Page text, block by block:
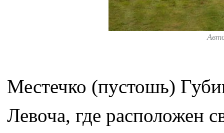
Местечко (пустошь)
Левоча, где расположен